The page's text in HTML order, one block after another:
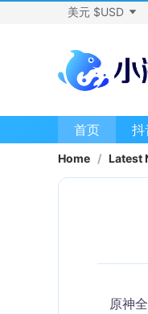
美元 $USD
首页 抖
Home / Latest
原神